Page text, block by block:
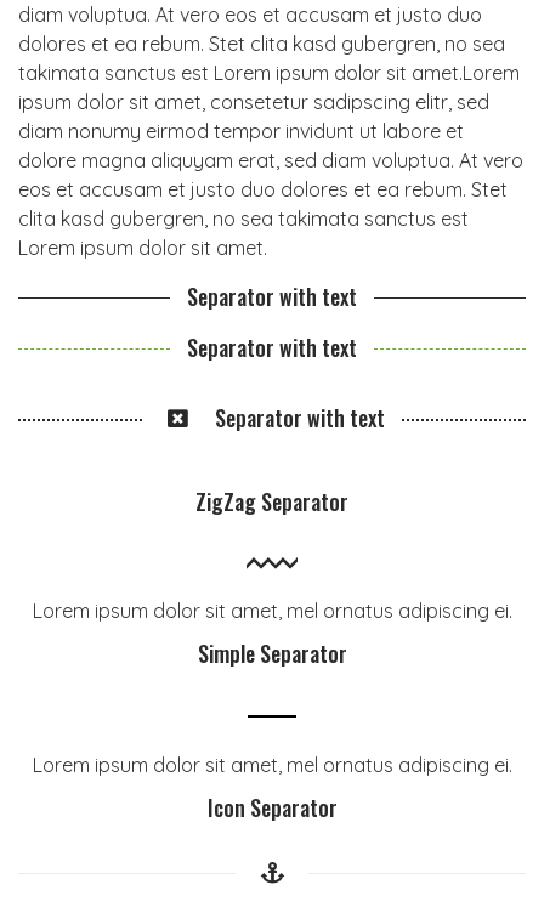
diam voluptua. At vero eos et accusam et justo duo
dolores et ea rebum. Stet clita kasd gubergren, no sea
takimata sanctus est Lorem ipsum dolor sit amet.Lorem
ipsum dolor sit amet, consetetur sadipscing elitr, sed
diam nonumy eirmod tempor invidunt ut labore et
dolore magna aliquyam erat, sed diam voluptua. At vero
eos et accusam et justo duo dolores et ea rebum. Stet
clita kasd gubergren, no sea takimata sanctus est
Lorem ipsum dolor sit amet.
Separator with text
Separator with text
Separator with text
ZigZag Separator
Lorem ipsum dolor sit amet, mel ornatus adipiscing ei.
Simple Separator
Lorem ipsum dolor sit amet, mel ornatus adipiscing ei.
Icon Separator